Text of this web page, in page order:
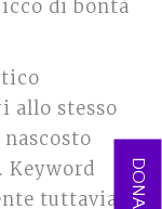
di bontà
allo stesso
Keyword
tuttavia.